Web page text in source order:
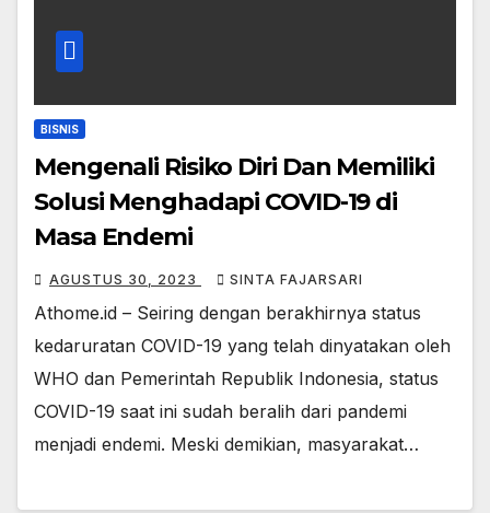
BISNIS
Mengenali Risiko Diri Dan Memiliki
Solusi Menghadapi COVID-19 di
Masa Endemi
AGUSTUS 30, 2023 SINTA FAJARSARI
Athome.id – Seiring dengan berakhirnya status
kedaruratan COVID-19 yang telah dinyatakan oleh
WHO dan Pemerintah Republik Indonesia, status
COVID-19 saat ini sudah beralih dari pandemi
menjadi endemi. Meski demikian, masyarakat…